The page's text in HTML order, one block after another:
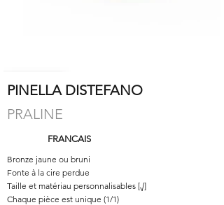
PINELLA DISTEFANO
PRALINE
FRANCAIS
Bronze jaune ou bruni
Fonte à la cire perdue
Taille et matériau personnalisables [√]
Chaque pièce est unique (1/1)